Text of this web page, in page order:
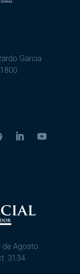
García
de Agosto
3134